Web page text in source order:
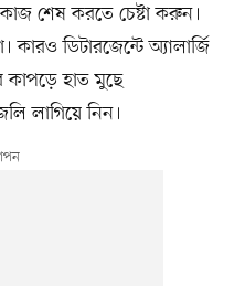
শেষ করতে চেষ্টা করুন।
ডিটারজেন্টে অ্যালার্জি
কাপড়ে হাত মুছে
লাগিয়ে নিন।